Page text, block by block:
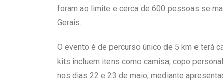
foram ao limite e cerca de 600 pessoas se
Gerais.
O evento é de percurso único de 5 km e terá
kits incluem itens como camisa, copo
nos dias 22 e 23 de maio, mediante